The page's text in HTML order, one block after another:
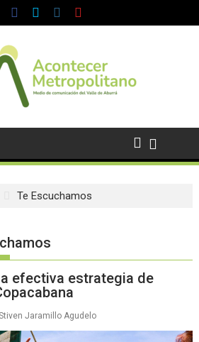
Te Escuchamos
efectiva estrategia de
Jaramillo Agudelo